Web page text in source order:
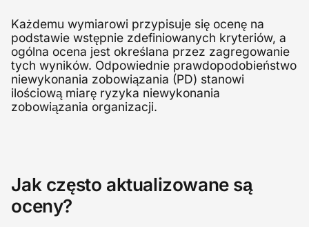
Każdemu wymiarowi przypisuje się ocenę na
podstawie wstępnie zdefiniowanych kryteriów, a
ogólna ocena jest określana przez zagregowanie
tych wyników. Odpowiednie prawdopodobieństwo
niewykonania zobowiązania (PD) stanowi
ilościową miarę ryzyka niewykonania
zobowiązania organizacji.
Jak często aktualizowane są
oceny?